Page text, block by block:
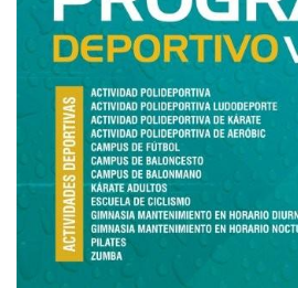
la
navegación